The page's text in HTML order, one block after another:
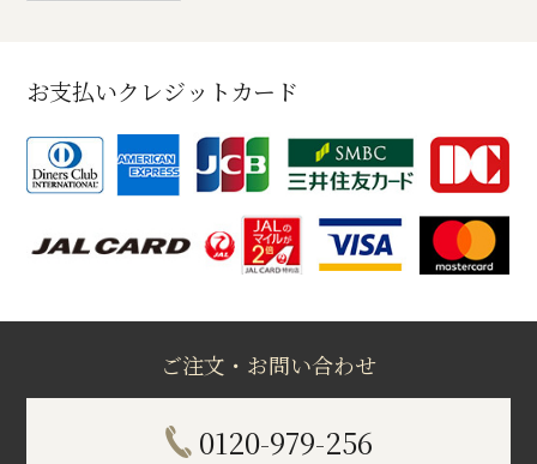
お支払いクレジットカード
ご注文・お問い合わせ
0120-979-256